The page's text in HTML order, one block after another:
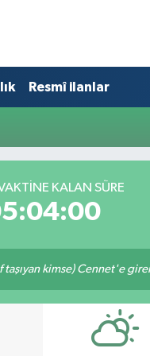
Resmî ilanlar
KALAN SÜRE
kimse) Cennet'e